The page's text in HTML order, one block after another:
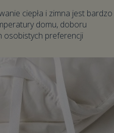
ciepła i zimna jest bardzo
domu, doboru
osobistych preferencji